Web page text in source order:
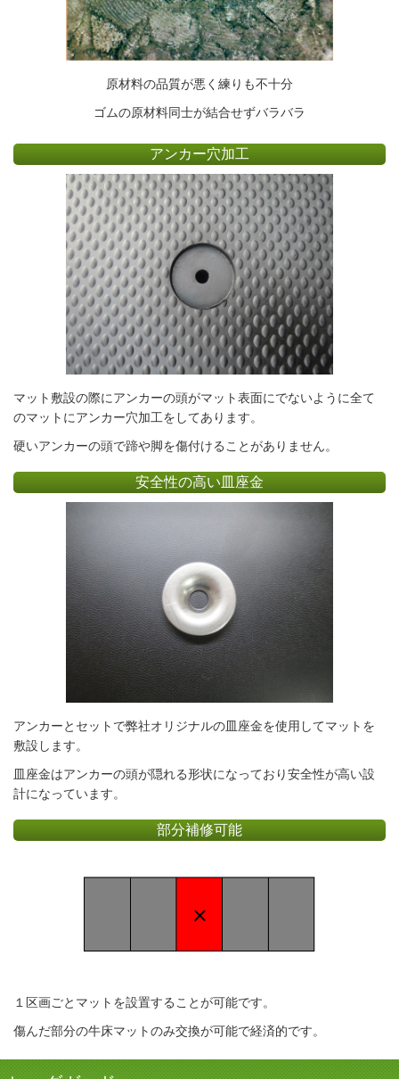
原材料の品質が悪く練りも不十分
ゴムの原材料同士が結合せずバラバラ
アンカー穴加工
マット敷設の際にアンカーの頭がマット表面にでないように全て
のマットにアンカー穴加工をしてあります。
硬いアンカーの頭で蹄や脚を傷付けることがありません。
安全性の高い皿座金
アンカーとセットで弊社オリジナルの皿座金を使用してマットを
敷設します。
皿座金はアンカーの頭が隠れる形状になっており安全性が高い設
計になっています。
部分補修可能
１区画ごとマットを設置することが可能です。
傷んだ部分の牛床マットのみ交換が可能で経済的です。